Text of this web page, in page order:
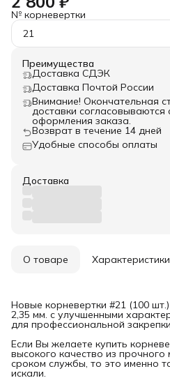
№ корневертки
21
Преимущества
Доставка СДЭК
Доставка Почтой России
Внимание! Окончательная
доставки согласовываются
оформления заказа.
Возврат в течение 14 дней
Удобные способы оплаты
Доставка
О товаре Характеристики
Новые корневертки #21 (100
2,35 мм. с улучшенными
для профессиональной
Если Вы желаете купить
высокого качество из
сроком службы, то это именно
искали.